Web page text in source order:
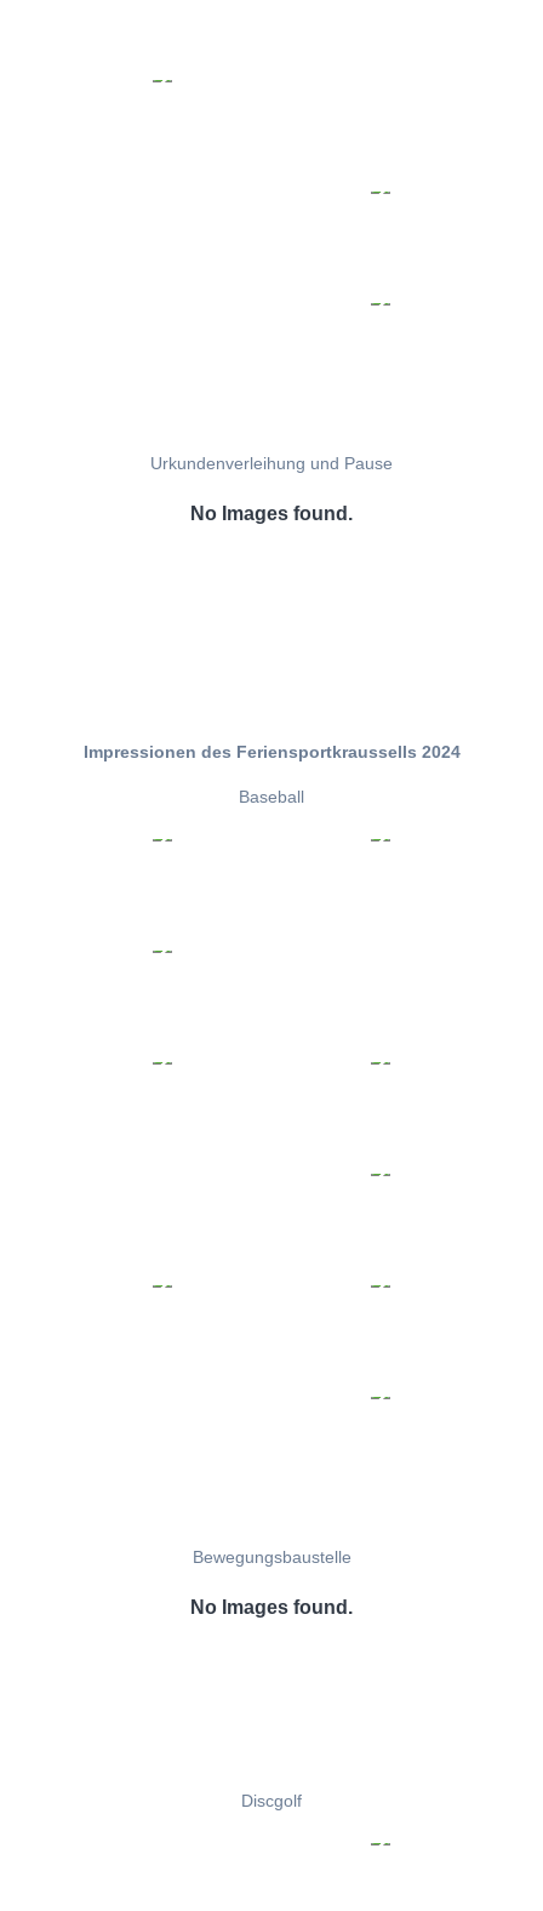
Urkundenverleihung und Pause
No Images found.
Impressionen des Feriensportkraussells 2024
Baseball
Bewegungsbaustelle
No Images found.
Discgolf